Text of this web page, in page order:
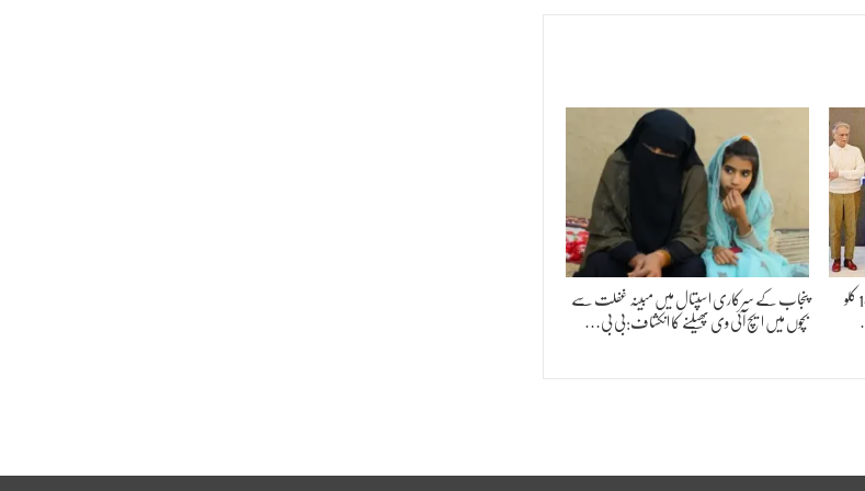
پنجاب کے 20ریجن میں 8لوکل روٹس پر 1415 کلو
پنجاب کے سرکاری اسپتال میں مبینہ غفلت سے
بچوں میں ایچ آئی وی پھیلنے کا انکشاف:بی بی…